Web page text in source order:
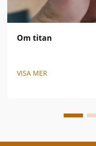
Om titan
VISA MER